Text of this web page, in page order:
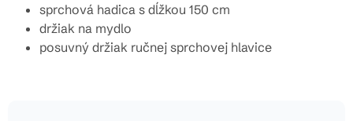
sprchová hadica s dĺžkou 150 cm
držiak na mydlo
posuvný držiak ručnej sprchovej hlavice